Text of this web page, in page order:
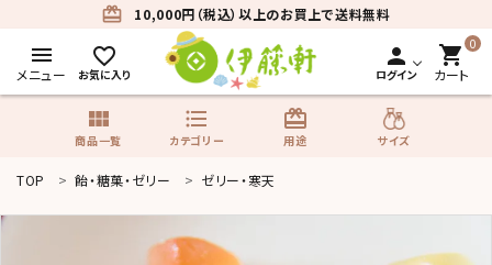
card_giftcard 10,000円（税込）以上のお買上で送料無料
menu
メニュー
favorite_border
お気に入り
person
ログイン
0
shopping_cart
カート
view_module
商品一覧
format_list_bulleted
カテゴリー
card_giftcard
用途 サイズ
TOP 飴・糖菓・ゼリー ゼリー・寒天